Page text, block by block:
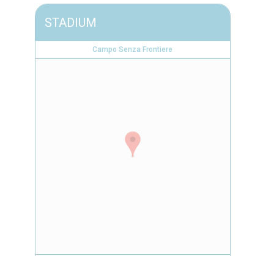
STADIUM
Campo Senza Frontiere